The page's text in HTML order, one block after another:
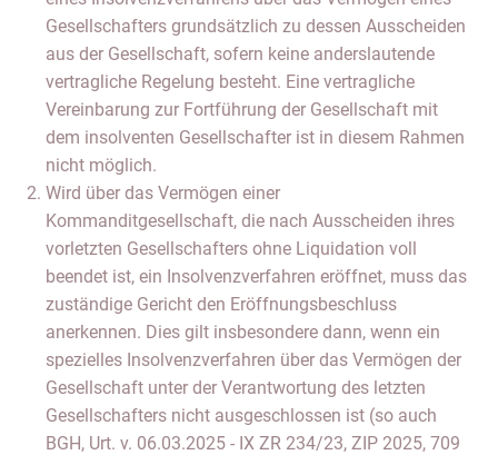
Gesellschafters grundsätzlich zu dessen Ausscheiden
aus der Gesellschaft, sofern keine anderslautende
vertragliche Regelung besteht. Eine vertragliche
Vereinbarung zur Fortführung der Gesellschaft mit
dem insolventen Gesellschafter ist in diesem Rahmen
nicht möglich.
Wird über das Vermögen einer
Kommanditgesellschaft, die nach Ausscheiden ihres
vorletzten Gesellschafters ohne Liquidation voll
beendet ist, ein Insolvenzverfahren eröffnet, muss das
zuständige Gericht den Eröffnungsbeschluss
anerkennen. Dies gilt insbesondere dann, wenn ein
spezielles Insolvenzverfahren über das Vermögen der
Gesellschaft unter der Verantwortung des letzten
Gesellschafters nicht ausgeschlossen ist (so auch
BGH, Urt. v. 06.03.2025 - IX ZR 234/23, ZIP 2025, 709